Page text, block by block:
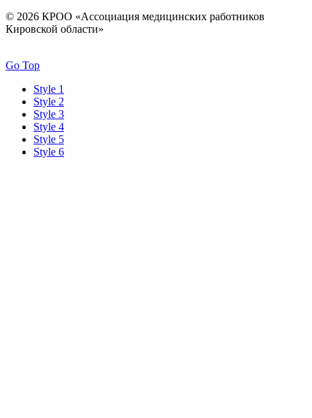
© 2026 КРОО «Ассоциация медицинских работников
Кировской области»
Go Top
Style 1
Style 2
Style 3
Style 4
Style 5
Style 6